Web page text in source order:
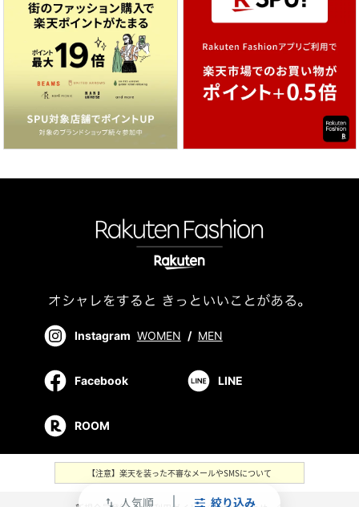
swap_vert 人気順 絞り込み
Instagram WOMEN / MEN
Facebook LINE
ROOM
【注意】楽天を装った不審なメールやSMSについて